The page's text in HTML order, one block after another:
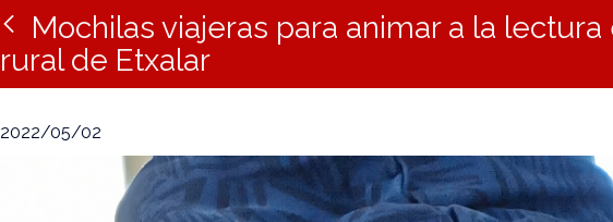
Mochilas viajeras para animar a la
rural de Etxalar
2022/05/02